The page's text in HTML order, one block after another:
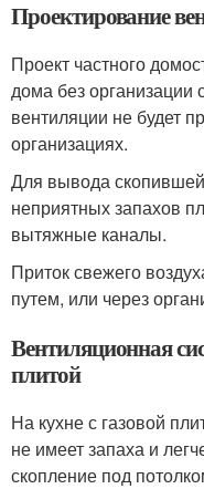
Проектирование
Проект частного
дома без организации
вентиляции не будет
организациях.
Для вывода
неприятных запахов
вытяжные каналы.
Приток свежего
путем, или через
Вентиляционная
плитой
На кухне с газовой
не имеет запаха и
скопление под